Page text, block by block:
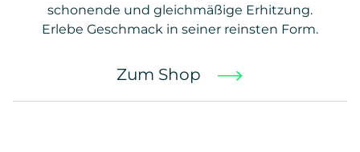
schonende und gleichmäßige Erhitzung.
Erlebe Geschmack in seiner reinsten Form.
Zum Shop